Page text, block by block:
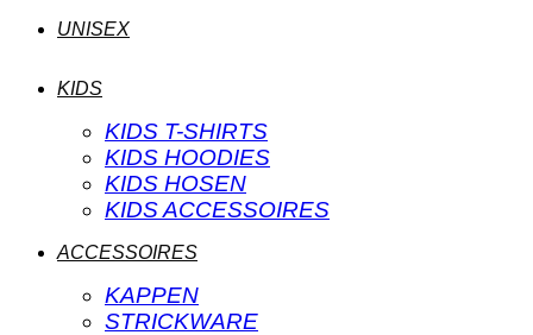
UNISEX
KIDS
KIDS T-SHIRTS
KIDS HOODIES
KIDS HOSEN
KIDS ACCESSOIRES
ACCESSOIRES
KAPPEN
STRICKWARE